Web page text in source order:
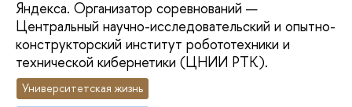
Яндекса. Организатор соревнований —
Центральный научно-исследовательский и опытно-
конструкторский институт робототехники и
технической кибернетики (ЦНИИ РТК).
Университетская жизнь